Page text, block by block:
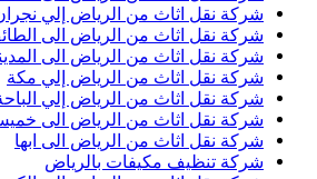
شركة نقل اثاث من الرياض إلي
شركة نقل اثاث من الرياض الى
شركة نقل اثاث من الرياض الى
شركة نقل اثاث من الرياض إلي مكة
شركة نقل اثاث من الرياض إلي
شركة نقل اثاث من الرياض الى
شركة نقل اثاث من الرياض الى ابها
شركة تنظيف مكيفات بالرياض